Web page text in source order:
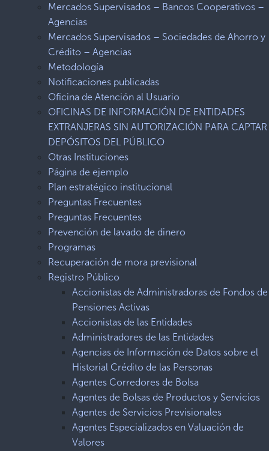
Mercados Supervisados – Bancos Cooperativos –
Agencias
Mercados Supervisados – Sociedades de Ahorro y
Crédito – Agencias
Metodología
Notificaciones publicadas
Oficina de Atención al Usuario
OFICINAS DE INFORMACIÓN DE ENTIDADES
EXTRANJERAS SIN AUTORIZACIÓN PARA CAPTAR
DEPÓSITOS DEL PÚBLICO
Otras Instituciones
Página de ejemplo
Plan estratégico institucional
Preguntas Frecuentes
Preguntas Frecuentes
Prevención de lavado de dinero
Programas
Recuperación de mora previsional
Registro Público
Accionistas de Administradoras de Fondos de
Pensiones Activas
Accionistas de las Entidades
Administradores de las Entidades
Agencias de Información de Datos sobre el
Historial Crédito de las Personas
Agentes Corredores de Bolsa
Agentes de Bolsas de Productos y Servicios
Agentes de Servicios Previsionales
Agentes Especializados en Valuación de
Valores